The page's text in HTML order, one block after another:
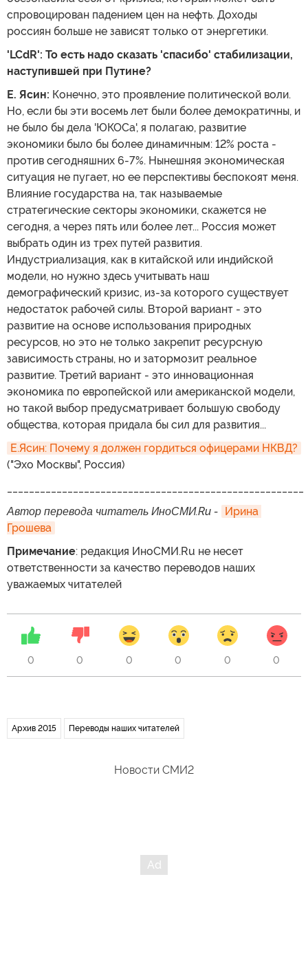
спровоцирован падением цен на нефть. Доходы
россиян больше не зависят только от энергетики.
'LCdR': То есть надо сказать 'спасибо' стабилизации,
наступившей при Путине?
Е. Ясин: Конечно, это проявление политической воли.
Но, если бы эти восемь лет были более демократичны, и
не было бы дела 'ЮКОСа', я полагаю, развитие
экономики было бы более динамичным: 12% роста -
против сегодняшних 6-7%. Нынешняя экономическая
ситуация не пугает, но ее перспективы беспокоят меня.
Влияние государства на, так называемые
стратегические секторы экономики, скажется не
сегодня, а через пять или более лет... Россия может
выбрать один из трех путей развития.
Индустриализация, как в китайской или индийской
модели, но нужно здесь учитывать наш
демографический кризис, из-за которого существует
недостаток рабочей силы. Второй вариант - это
развитие на основе использования природных
ресурсов, но это не только закрепит ресурсную
зависимость страны, но и затормозит реальное
развитие. Третий вариант - это инновационная
экономика по европейской или американской модели,
но такой выбор предусматривает большую свободу
общества, которая придала бы сил для развития...
Е.Ясин: Почему я должен гордиться офицерами НКВД?
("Эхо Москвы", Россия)
Автор перевода читатель ИноСМИ.Ru - Ирина
Грошева
Примечание: редакция ИноСМИ.Ru не несет
ответственности за качество переводов наших
уважаемых читателей
0 0 0 0 0 0
Архив 2015 Переводы наших читателей
Новости СМИ2